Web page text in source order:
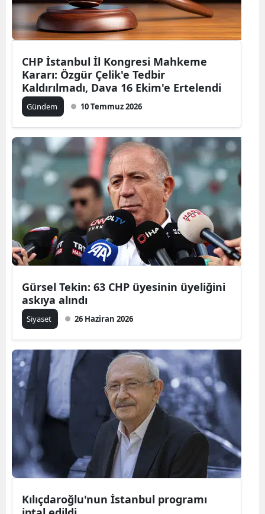
CHP İstanbul İl Kongresi Mahkeme
Kararı: Özgür Çelik'e Tedbir
Kaldırılmadı, Dava 16 Ekim'e Ertelendi
Gündem 10 Temmuz 2026
Gürsel Tekin: 63 CHP üyesinin üyeliğini
askıya alındı
Siyaset 26 Haziran 2026
Kılıçdaroğlu'nun İstanbul programı